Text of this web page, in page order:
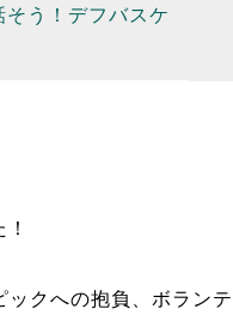
う！デフバスケ
クへの抱負、ボランテ